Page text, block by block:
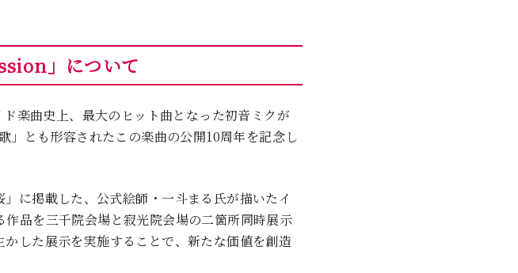
」について
楽曲史上、最大のヒット曲となった初音ミクが
とも形容されたこの楽曲の公開10周年を記念し
に掲載した、公式絵師・一斗まる氏が描いたイ
品を三千院会場と寂光院会場の二箇所同時展示
した展示を実施することで、新たな価値を創造